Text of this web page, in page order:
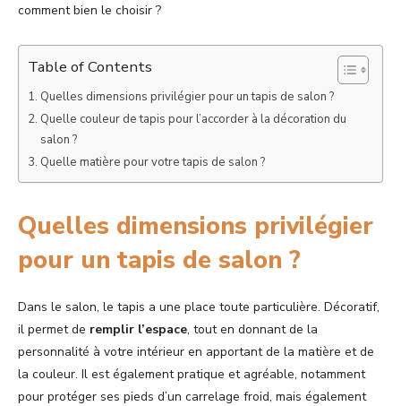
comment bien le choisir ?
Table of Contents
Quelles dimensions privilégier pour un tapis de salon ?
Quelle couleur de tapis pour l’accorder à la décoration du
salon ?
Quelle matière pour votre tapis de salon ?
Quelles dimensions privilégier
pour un tapis de salon ?
Dans le salon, le tapis a une place toute particulière. Décoratif,
il permet de remplir l’espace, tout en donnant de la
personnalité à votre intérieur en apportant de la matière et de
la couleur. Il est également pratique et agréable, notamment
pour protéger ses pieds d’un carrelage froid, mais également